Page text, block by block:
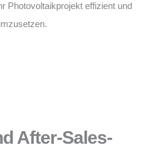
Photovoltaikprojekt effizient und
After-Sales-